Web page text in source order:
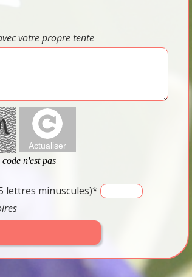
votre propre tente
lettres minuscules)*